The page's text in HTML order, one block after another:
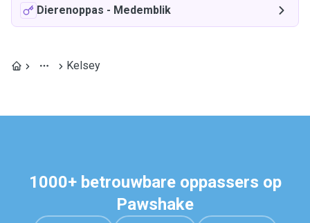
Dierenoppas - Medemblik
Kelsey
1000+ betrouwbare oppassers op
Pawshake